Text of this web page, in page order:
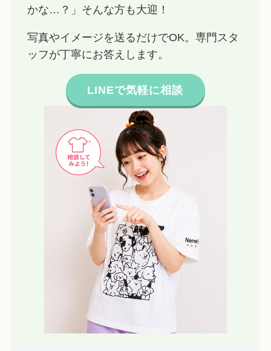
かな…？」そんな方も大迎！
写真やイメージを送るだけでOK。専門スタ
ッフが丁寧にお答えします。
LINEで気軽に相談